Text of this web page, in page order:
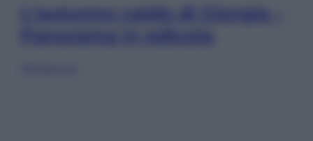
L’autunno caldo di Giorgia –